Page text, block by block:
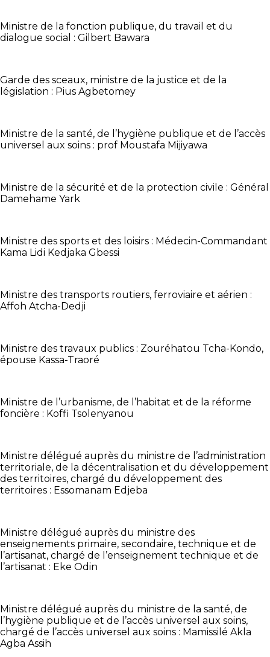
Ministre de la fonction publique, du travail et du
dialogue social : Gilbert Bawara
Garde des sceaux, ministre de la justice et de la
législation : Pius Agbetomey
Ministre de la santé, de l’hygiène publique et de l’accès
universel aux soins : prof Moustafa Mijiyawa
Ministre de la sécurité et de la protection civile : Général
Damehame Yark
Ministre des sports et des loisirs : Médecin-Commandant
Kama Lidi Kedjaka Gbessi
Ministre des transports routiers, ferroviaire et aérien :
Affoh Atcha-Dedji
Ministre des travaux publics : Zouréhatou Tcha-Kondo,
épouse Kassa-Traoré
Ministre de l’urbanisme, de l’habitat et de la réforme
foncière : Koffi Tsolenyanou
Ministre délégué auprès du ministre de l’administration
territoriale, de la décentralisation et du développement
des territoires, chargé du développement des
territoires : Essomanam Edjeba
Ministre délégué auprès du ministre des
enseignements primaire, secondaire, technique et de
l’artisanat, chargé de l’enseignement technique et de
l’artisanat : Eke Odin
Ministre délégué auprès du ministre de la santé, de
l’hygiène publique et de l’accès universel aux soins,
chargé de l’accès universel aux soins : Mamissilé Akla
Agba Assih